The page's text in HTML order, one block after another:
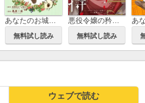
あなたのお城の小人さん ～御飯下さい、働きますっ～（コミック）【分冊版】
無料試し読み
悪役令嬢の矜持～婚約者を奪い取って義姉を追い出した私は、どうやら今から破滅するようです。～（コミック）
無料試し読み
ウェブで読む